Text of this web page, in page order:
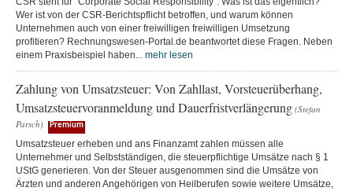
Wer ist von der CSR-Berichtspflicht betroffen, und warum können
Unternehmen auch von einer freiwilligen freiwilligen Umsetzung
profitieren? Rechnungswesen-Portal.de beantwortet diese Fragen. Neben
einem Praxisbeispiel haben... mehr lesen
Zahlung von Umsatzsteuer: Von Zahllast, Vorsteuerüberhang,
Umsatzsteuervoranmeldung und Dauerfristverlängerung (Stefan
Parsch)
Premium
Umsatzsteuer erheben und ans Finanzamt zahlen müssen alle
Unternehmer und Selbstständigen, die steuerpflichtige Umsätze nach § 1
UStG generieren. Von der Steuer ausgenommen sind die Umsätze von
Ärzten und anderen Angehörigen von Heilberufen sowie weitere Umsätze,